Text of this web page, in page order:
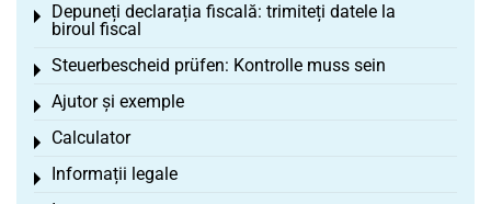
Depuneți declarația fiscală: trimiteți datele la
biroul fiscal
Toggle menu
Steuerbescheid prüfen: Kontrolle muss sein
Toggle menu
Ajutor și exemple
Toggle menu
Calculator
Toggle menu
Informații legale
Toggle menu